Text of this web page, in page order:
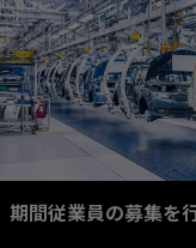
期間従業員の募集を